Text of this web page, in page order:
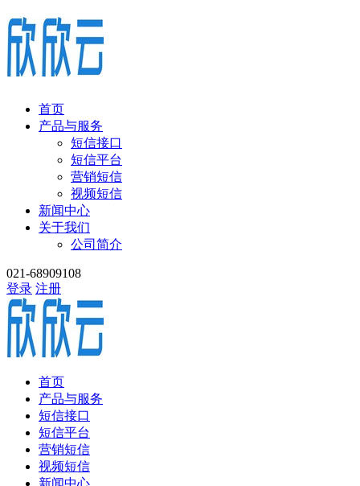
首页
产品与服务
短信接口
短信平台
营销短信
视频短信
新闻中心
关于我们
公司简介
021-68909108
登录 注册
首页
产品与服务
短信接口
短信平台
营销短信
视频短信
新闻中心